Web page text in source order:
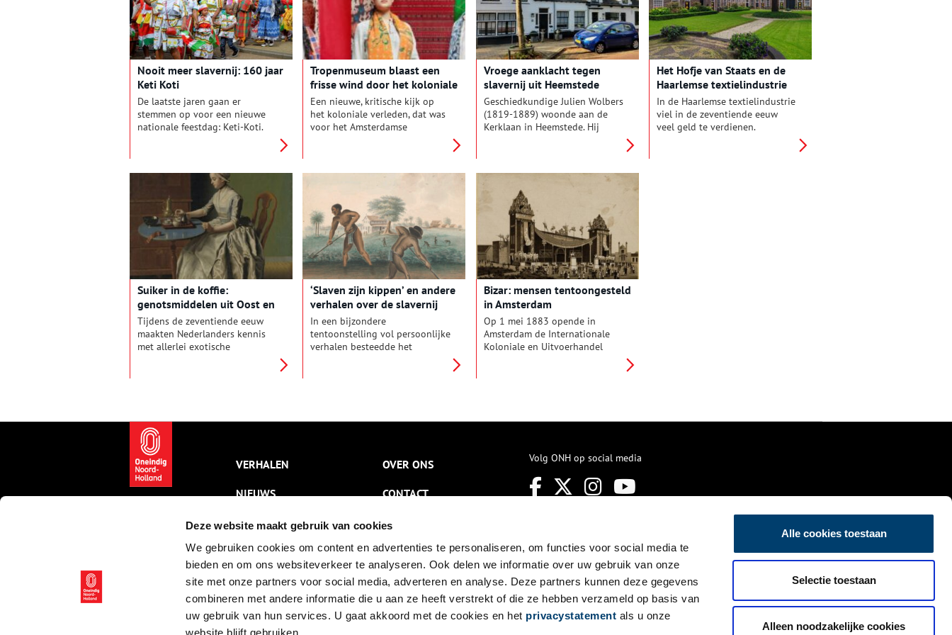
Deze website maakt gebruik van cookies
We gebruiken cookies om content en advertenties te personaliseren, om functies voor social media te
bieden en om ons websiteverkeer te analyseren. Ook delen we informatie over uw gebruik van onze
site met onze partners voor social media, adverteren en analyse. Deze partners kunnen deze gegevens
combineren met andere informatie die u aan ze heeft verstrekt of die ze hebben verzameld op basis van
uw gebruik van hun services. U gaat akkoord met de cookies en het privacystatement als u onze
Alle cookies toestaan
Selectie toestaan
Alleen noodzakelijke cookies
het leven en werk van deze
pionier binnen de Surinaamse
klassieke muziek.
verkoopexpositie, wandeling en
lezingen waaronder een lezing
van Cynthia McLeod.
De grote bewonderaar van
‘onkruid’ die een lintje kreeg.
Nooit meer slavernij: 160 jaar
Keti Koti
De laatste jaren gaan er
stemmen op voor een nieuwe
nationale feestdag: Keti-Koti.
Nederlanden 150 (of 160) jaar
geleden werd afgeschaft. Dit
lijkt een recente ontwikkeling,
maar al sinds 1863 wordt er op
1 juli jaarlijks stilgestaan bij de
afschaffing van de slavernij.
Tropenmuseum blaast een
frisse wind door het koloniale
verleden
Een nieuwe, kritische kijk op
het koloniale verleden, dat was
voor het Amsterdamse
Vroege aanklacht tegen
slavernij uit Heemstede
Geschiedkundige Julien Wolbers
(1819-1889) woonde aan de
Kerklaan in Heemstede. Hij
voorvechter voor de afschaffing
van de slavernij. Zo schreef hij
meerdere artikelen waarin hij
aantoonde dat slavernij in strijd
is met de rechten van de mens.
Voor zijn boek ‘Geschiedenis
van Suriname’ ontving hij de
koninklijke onderscheiding in
de Orde van de Nederlandse
Leeuw.
Het Hofje van Staats en de
Haarlemse textielindustrie
In de Haarlemse textielindustrie
viel in de zeventiende eeuw
veel geld te verdienen.
Suiker in de koffie:
genotsmiddelen uit Oost en
West
Tijdens de zeventiende eeuw
maakten Nederlanders kennis
met allerlei exotische
overzeese handel beheersten.
Het waren echte luxeproducten,
die alleen welgestelde
Nederlanders zich konden
veroorloven.
‘Slaven zijn kippen’ en andere
verhalen over de slavernij
In een bijzondere
tentoonstelling vol persoonlijke
verhalen besteedde het
Bizar: mensen tentoongesteld
in Amsterdam
Op 1 mei 1883 opende in
Amsterdam de Internationale
Koloniale en Uitvoerhandel
koloniën werden met trots
VERHALEN
NIEUWS
KALENDER
THEMA’S
ACTIVITEITEN
VIDEO’S
OVER ONS
CONTACT
NIEUWSBRIEF
DISCLAIMER
PRIVACY
TOEGANKELIJKHEID
Volg ONH op social media